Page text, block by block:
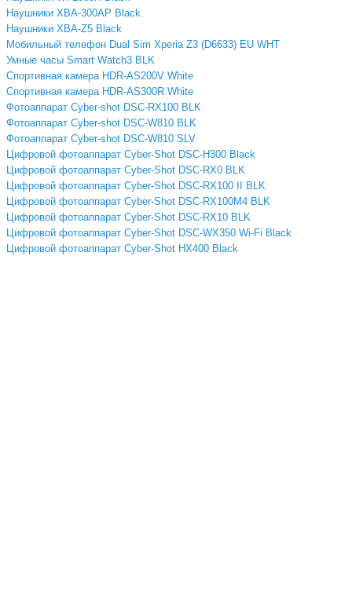
Наушники XBA-300AP Black
Наушники XBA-Z5 Black
Мобильный телефон Dual Sim Xperia Z3 (D6633) EU WHT
Умные часы Smart Watch3 BLK
Спортивная камера HDR-AS200V White
Спортивная камера HDR-AS300R White
Фотоаппарат Cyber-shot DSC-RX100 BLK
Фотоаппарат Cyber-shot DSC-W810 BLK
Фотоаппарат Cyber-shot DSC-W810 SLV
Цифровой фотоаппарат Cyber-Shot DSC-H300 Black
Цифровой фотоаппарат Cyber-Shot DSC-RX0 BLK
Цифровой фотоаппарат Cyber-Shot DSC-RX100 II BLK
Цифровой фотоаппарат Cyber-Shot DSC-RX100M4 BLK
Цифровой фотоаппарат Cyber-Shot DSC-RX10 BLK
Цифровой фотоаппарат Cyber-Shot DSC-WX350 Wi-Fi Black
Цифровой фотоаппарат Cyber-Shot HX400 Black